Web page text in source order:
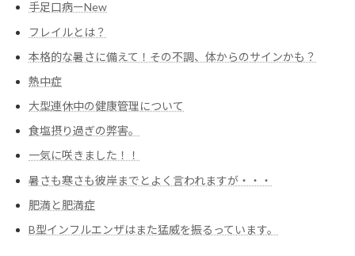
手足口病ーNew
フレイルとは？
本格的な暑さに備えて！その不調、体からのサインかも？
熱中症
大型連休中の健康管理について
食塩摂り過ぎの弊害。
一気に咲きました！！
暑さも寒さも彼岸までとよく言われますが・・・
肥満と肥満症
B型インフルエンザはまた猛威を振るっています。